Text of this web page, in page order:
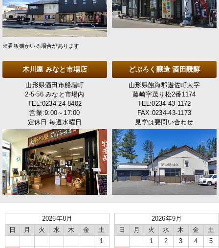
※看板猫がいる場合があります
木川屋 みなと市場店
山形県酒田市船場町
2-5-56 みなと市場内
TEL:0234-24-8402
営業:9:00～17:00
定休日 毎週水曜日
どぶろく醸造 酒田醗酵
山形県飽海郡遊佐町大字
藤崎字茂り松2番1174
TEL:0234-43-1172
FAX:0234-43-1173
見学は要問い合わせ
2026年8月
日
月 火 水 木 金
土
1
2026年9月
日
月 火 水 木 金
土
1
2 3 4
5